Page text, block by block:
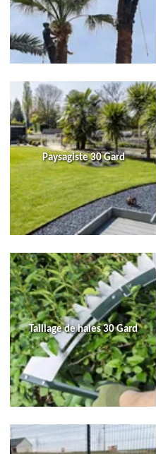
Paysagiste 30 Gard
Taillage de haies 30 Gard